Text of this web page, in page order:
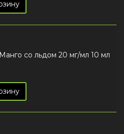
со льдом 20 мг/мл 10 мл